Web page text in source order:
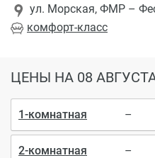
комфорт-класс
ул. Морская, ФМР –
ЦЕНЫ НА 08
1-комнатная –
2-комнатная –